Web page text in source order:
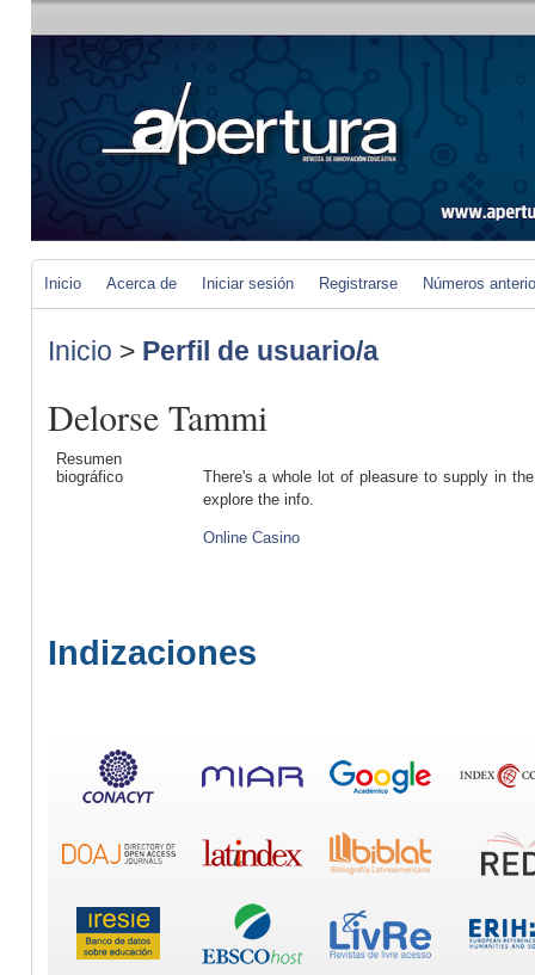
Inicio Acerca de Iniciar sesión Registrarse Números
Inicio > Perfil de usuario/a
Delorse Tammi
Resumen
biográfico
There's a whole lot of pleasure to supply in
explore the info.
Online Casino
Indizaciones